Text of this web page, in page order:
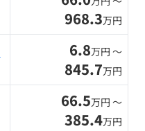
968.3万円
6.8万円 〜
845.7万円
66.5万円 〜
385.4万円